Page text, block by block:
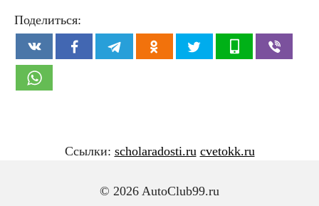
Поделиться:
© 2026 AutoClub99.ru
Ссылки: scholaradosti.ru cvetokk.ru